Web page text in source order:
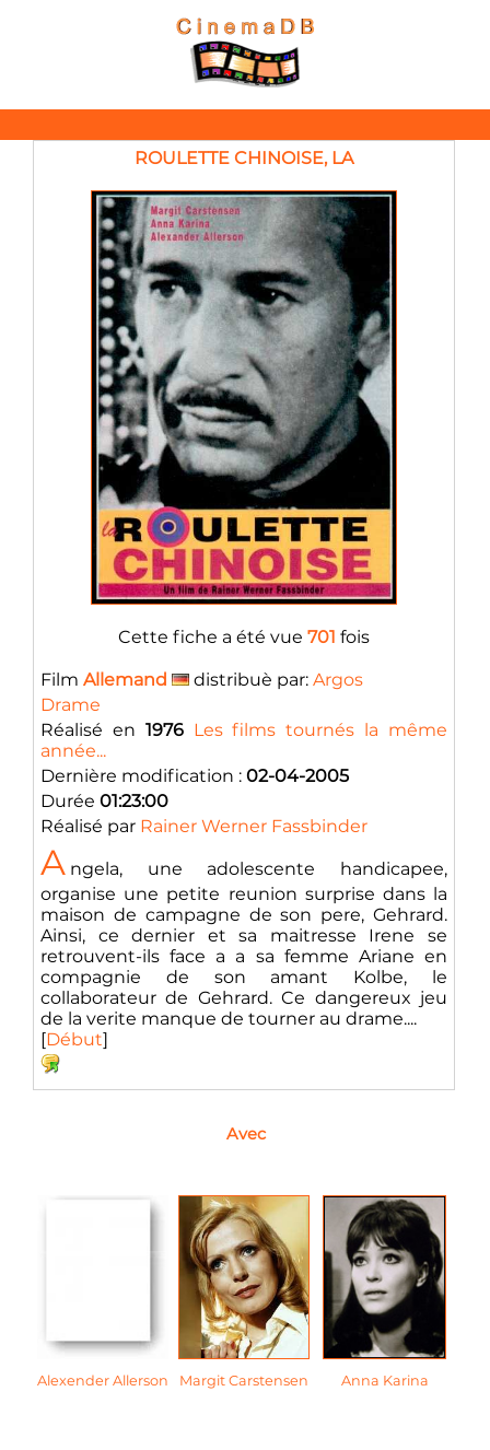
ROULETTE CHINOISE, LA
Cette fiche a été vue 701 fois
Film Allemand distribuè par: Argos
Drame
Réalisé en 1976 Les films tournés la même
année...
Dernière modification : 02-04-2005
Durée 01:23:00
Réalisé par Rainer Werner Fassbinder
A ngela, une adolescente handicapee,
organise une petite reunion surprise dans la
maison de campagne de son pere, Gehrard.
Ainsi, ce dernier et sa maitresse Irene se
retrouvent-ils face a a sa femme Ariane en
compagnie de son amant Kolbe, le
collaborateur de Gehrard. Ce dangereux jeu
de la verite manque de tourner au drame....
[Début]
Avec
Alexender Allerson Margit Carstensen Anna Karina